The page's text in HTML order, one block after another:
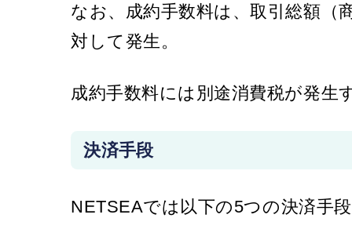
なお、成約手数料は、取引総額（
対して発生。
成約手数料には別途消費税が発生
決済手段
NETSEAでは以下の5つの決済手